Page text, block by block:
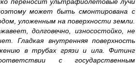
может быть смонтирована с
уложенным на поверхности земли.
долговечно, износостойко, не
Гладкая внутренняя поверхность
в трубах грязи и ила. Фитинг
с государственным